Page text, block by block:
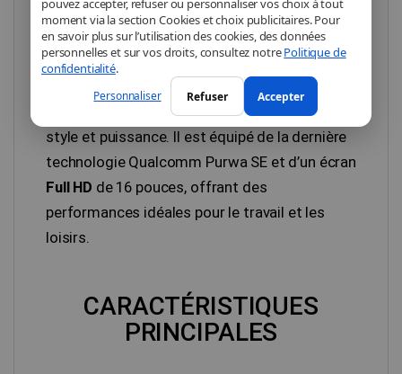
pouvez accepter, refuser ou personnaliser vos choix à tout
moment via la section Cookies et choix publicitaires. Pour
en savoir plus sur l’utilisation des cookies, des données
personnelles et sur vos droits, consultez notrePolitique de
confidentialité.
Personnaliser Refuser Accepter
PC PORTABLE ASUS
VIVOBOOK X1607QA-
MB060W
Vivobook X1607QA-MB060W
combine
style et puissance. Il est équipé de la dernière
technologie Qualcomm Purwa SE et d’un écran
Full HD de 16 pouces, offrant des
performances idéales pour le travail et les
loisirs.
CARACTÉRISTIQUES
PRINCIPALES